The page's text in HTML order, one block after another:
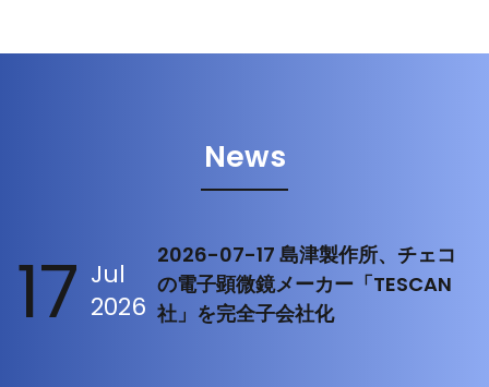
News
17 Jul
2026
2026-07-17 島津製作所、チェコ
の電子顕微鏡メーカー「TESCAN
社」を完全子会社化